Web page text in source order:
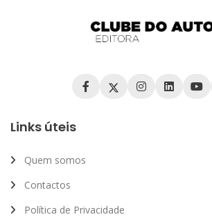
Links úteis
Quem somos
Contactos
Política de Privacidade